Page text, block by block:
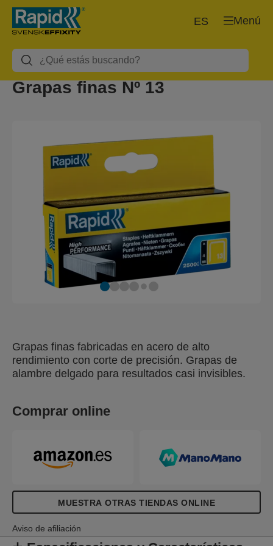
Menú
ES
Grapas finas Nº 13
Grapas finas fabricadas en acero de alto
rendimiento con corte de precisión. Grapas de
alambre delgado para resultados casi invisibles.
Comprar online
MUESTRA OTRAS TIENDAS ONLINE
Aviso de afiliación